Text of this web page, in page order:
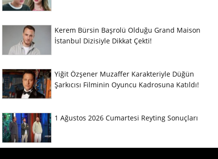
Kerem Bürsin Başrolü Olduğu Grand Maison
İstanbul Dizisiyle Dikkat Çekti!
Yiğit Özşener Muzaffer Karakteriyle Düğün
Şarkıcısı Filminin Oyuncu Kadrosuna Katıldı!
1 Ağustos 2026 Cumartesi Reyting Sonuçları